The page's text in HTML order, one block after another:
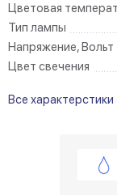
Цветовая
Тип лампы
Напряжение, Вольт
Цвет свечения
Все характерстики